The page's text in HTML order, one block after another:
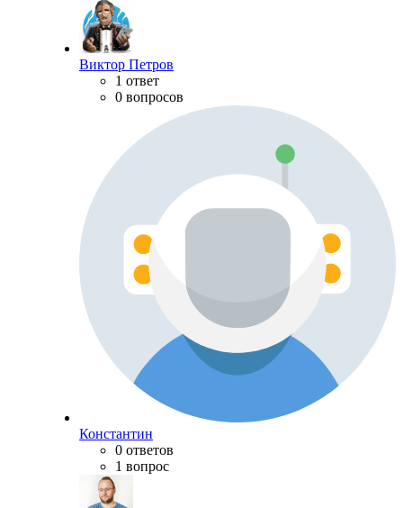
Виктор Петров
1 ответ
0 вопросов
Константин
0 ответов
1 вопрос